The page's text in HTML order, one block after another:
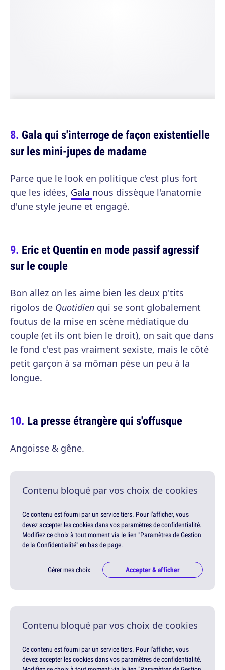
Gala qui s'interroge de façon existentielle
sur les mini-jupes de madame
Parce que le look en politique c'est plus fort
que les idées, Gala nous dissèque l'anatomie
d'une style jeune et engagé.
Eric et Quentin en mode passif agressif
sur le couple
Bon allez on les aime bien les deux p'tits
rigolos de Quotidien qui se sont globalement
foutus de la mise en scène médiatique du
couple (et ils ont bien le droit), on sait que dans
le fond c'est pas vraiment sexiste, mais le côté
petit garçon à sa môman pèse un peu à la
longue.
La presse étrangère qui s'offusque
Angoisse & gêne.
Contenu bloqué par vos choix de cookies
Ce contenu est fourni par un service tiers. Pour l'afficher, vous
devez accepter les cookies dans vos paramètres de confidentialité.
Modifiez ce choix à tout moment via le lien "Paramètres de Gestion
de la Confidentialité" en bas de page.
Gérer mes choix Accepter & afficher
Contenu bloqué par vos choix de cookies
Ce contenu est fourni par un service tiers. Pour l'afficher, vous
devez accepter les cookies dans vos paramètres de confidentialité.